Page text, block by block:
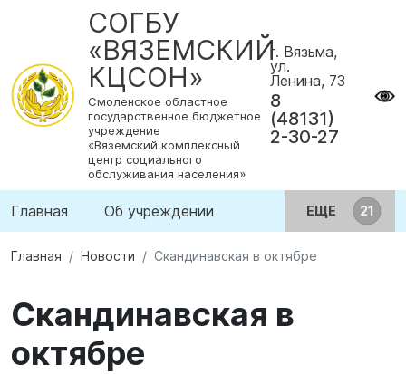
СОГБУ
«ВЯЗЕМСКИЙ
КЦСОН»
Смоленское областное
государственное бюджетное
учреждение
«Вяземский комплексный
центр социального
обслуживания населения»
г. Вязьма,
ул.
Ленина, 73
8
(48131)
2-30-27
Главная Об учреждении ЕЩЕ
Главная Новости Скандинавская в октябре
Скандинавская в
октябре